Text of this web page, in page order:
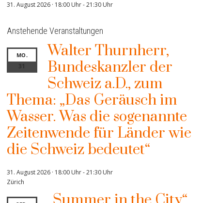
31. August 2026 · 18:00 Uhr-21:30 Uhr
Anstehende Veranstaltungen
MO.
31
Walter Thurnherr,
Bundeskanzler der
Schweiz a.D., zum
Thema: „Das Geräusch im
Wasser. Was die sogenannte
Zeitenwende für Länder wie
die Schweiz bedeutet“
31. August 2026 · 18:00 Uhr-21:30 Uhr
Zürich